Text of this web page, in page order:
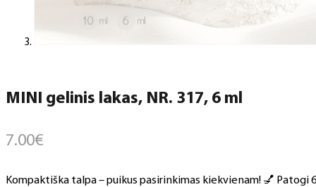
MINI gelinis lakas, NR. 317, 6 ml
7.00€
Kompaktiška talpa – puikus pasirinkimas kiekvienam! 💅